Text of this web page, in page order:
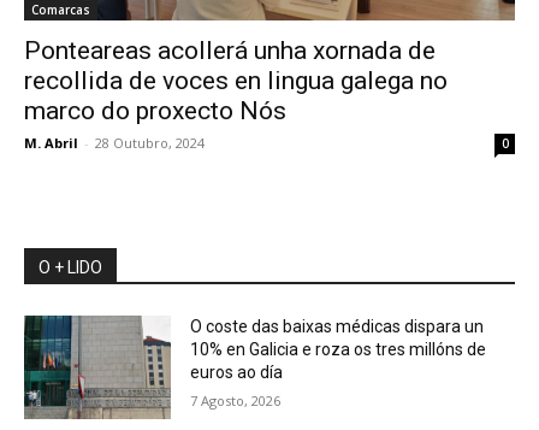
Comarcas
Ponteareas acollerá unha xornada de
recollida de voces en lingua galega no
marco do proxecto Nós
M. Abril - 28 Outubro, 2024 0
O + LIDO
O coste das baixas médicas dispara un
10% en Galicia e roza os tres millóns de
euros ao día
7 Agosto, 2026